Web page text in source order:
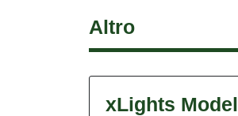
Altro
xLights Model